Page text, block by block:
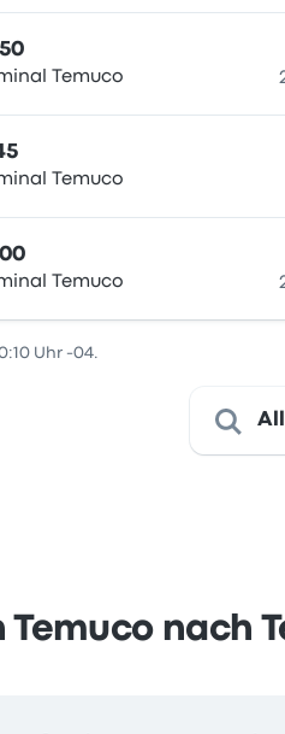
Temuco
Temuco
Temuco
Uhr -04.
Temuco nach